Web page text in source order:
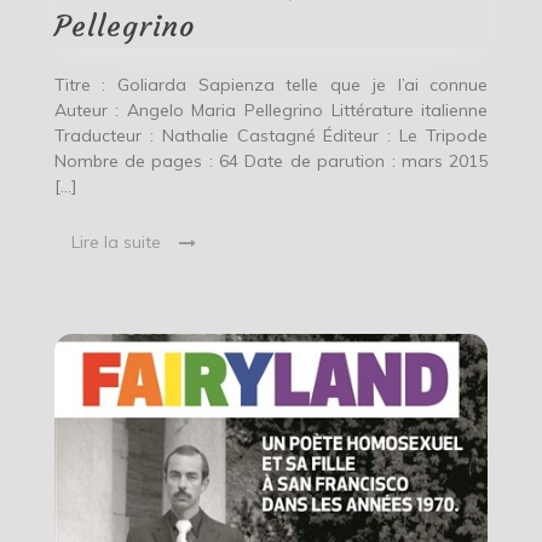
Pellegrino
Titre : Goliarda Sapienza telle que je l’ai connue
Auteur : Angelo Maria Pellegrino Littérature italienne
Traducteur : Nathalie Castagné Éditeur : Le Tripode
Nombre de pages : 64 Date de parution : mars 2015
[…]
Lire la suite